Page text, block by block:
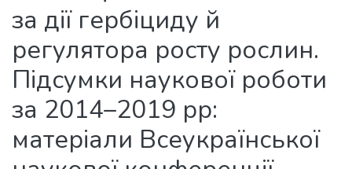
за дії гербіциду й
регулятора росту рослин.
Підсумки наукової роботи
за 2014–2019 рр:
матеріали Всеукраїнської